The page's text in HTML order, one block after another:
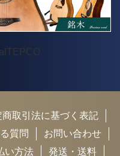
商取引法に基づく表記
質問
お問い合わせ
い方法 発送・送料